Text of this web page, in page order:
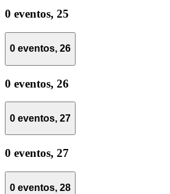
0 eventos, 25
0 eventos, 26
0 eventos, 26
0 eventos, 27
0 eventos, 27
0 eventos, 28